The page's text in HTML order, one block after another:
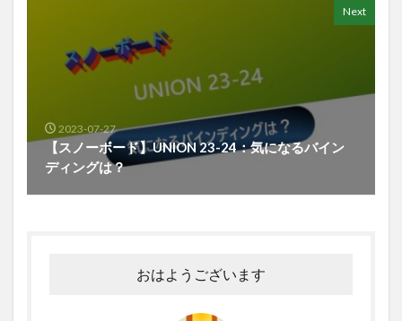
Next
2023-07-27
【スノーボード】UNION 23-24：気になるバイン
ディングは？
おはようございます